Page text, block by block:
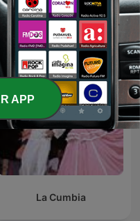
Cuentos para bebés
La Cumbia
APP